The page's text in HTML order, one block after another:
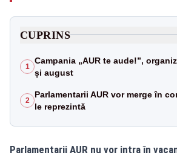
CUPRINS
1
Campania „AUR te aude!”,
și august
2
Parlamentarii AUR vor merge în
le reprezintă
Parlamentarii AUR nu vor intra în